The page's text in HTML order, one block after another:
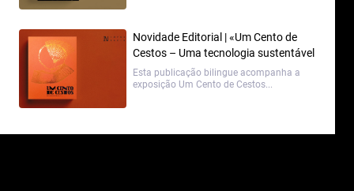
Novidade Editorial | «Um Cento de
Cestos – Uma tecnologia sustentável
para o século XXI» de Astrid Suzano e
Fatima Durkee
Esta publicação bilingue acompanha a
exposição Um Cento de Cestos...